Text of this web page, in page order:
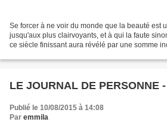
Se forcer à ne voir du monde que la beauté est
jusqu'aux plus clairvoyants, et à qui la faute
ce siècle finissant aura révélé par une somme
LE JOURNAL DE PERSONNE
Publié le 10/08/2015 à 14:08
Par emmila